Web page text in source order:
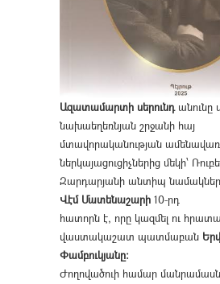
Ազատամարտի սերունդանունը
նախաեղեռնյան շրջանի հայ
մտավորականության ամենավառ
ներկայացուցիչներից մեկի՝
Զարդարյանի անտիպ
Վէմ Մատենաշարի 10-րդ
հատորն է, որը կազմել ու
վաստակաշատ պատմաբան
Փամբուկյանը։
Ժողովածուի համար